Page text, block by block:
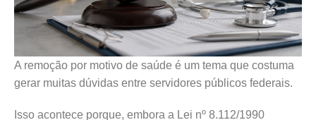
A remoção por motivo de saúde é um tema que costuma
gerar muitas dúvidas entre servidores públicos federais.
Isso acontece porque, embora a Lei nº 8.112/1990